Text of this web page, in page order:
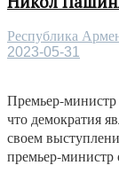
Республика
2023-05-31
Премьер-
что демократия
своем
премьер-министр